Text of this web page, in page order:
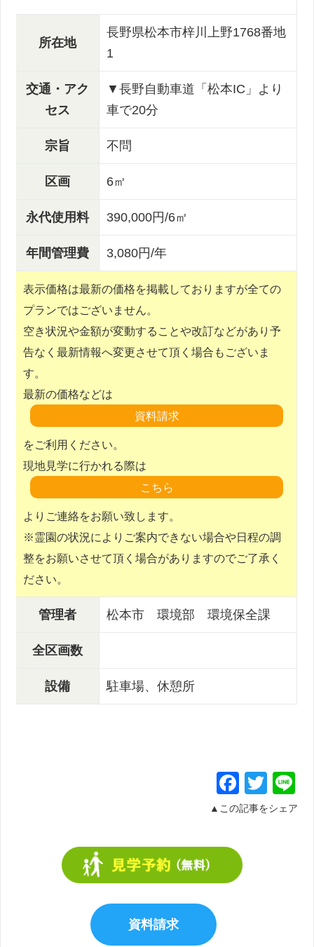
所在地
長野県松本市梓川上野1768番地
1
交通・アク
セス
▼長野自動車道「松本IC」より
車で20分
宗旨 不問
区画 6㎡
永代使用料 390,000円/6㎡
年間管理費 3,080円/年
表示価格は最新の価格を掲載しておりますが全ての
プランではございません。
空き状況や金額が変動することや改訂などがあり予
告なく最新情報へ変更させて頂く場合もございま
す。
最新の価格などは
をご利用ください。
現地見学に行かれる際は
よりご連絡をお願い致します。
※霊園の状況によりご案内できない場合や日程の調
整をお願いさせて頂く場合がありますのでご了承く
ださい。
管理者 松本市 環境部 環境保全課
全区画数
設備 駐車場、休憩所
▲この記事をシェア